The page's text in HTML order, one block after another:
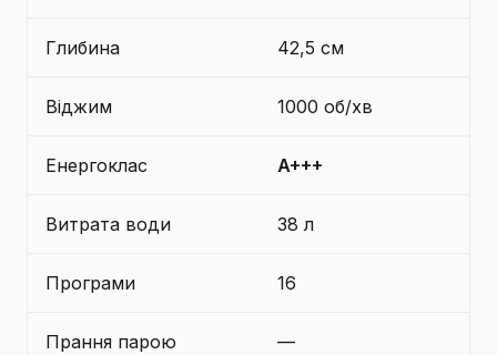
Глибина 42,5 см
Віджим 1000 об/хв
Енергоклас A+++
Витрата води 38 л
Програми 16
Прання парою —